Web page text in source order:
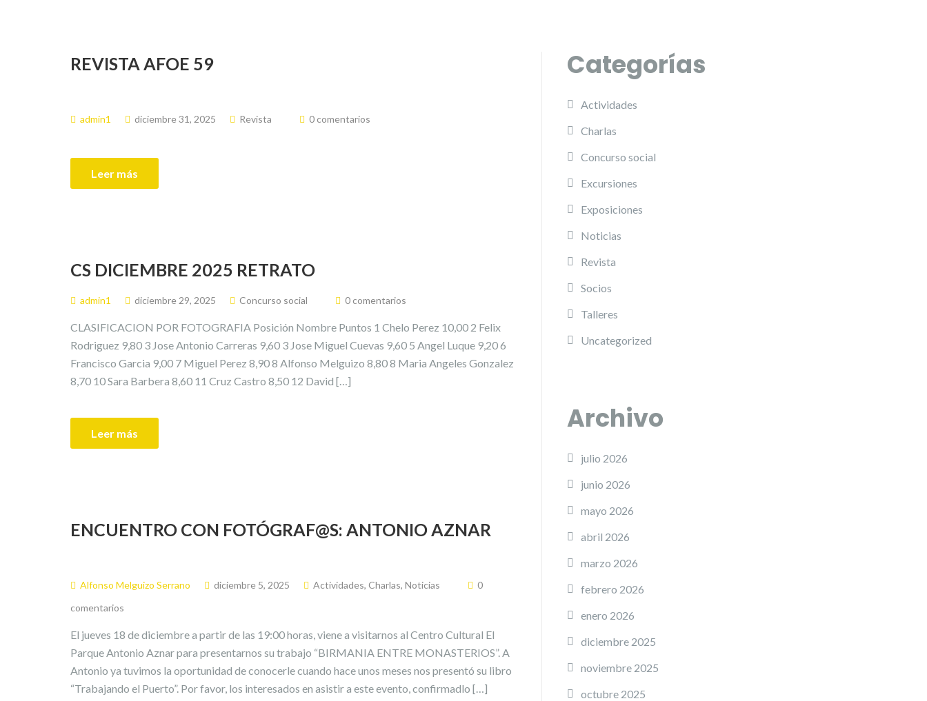
REVISTA AFOE 59
admin1 diciembre 31, 2025 Revista 0 comentarios
Leer más
CS DICIEMBRE 2025 RETRATO
admin1 diciembre 29, 2025 Concurso social 0 comentarios
CLASIFICACION POR FOTOGRAFIA Posición Nombre Puntos 1 Chelo Perez 10,00 2 Felix
Rodriguez 9,80 3 Jose Antonio Carreras 9,60 3 Jose Miguel Cuevas 9,60 5 Angel Luque 9,20 6
Francisco Garcia 9,00 7 Miguel Perez 8,90 8 Alfonso Melguizo 8,80 8 Maria Angeles Gonzalez
8,70 10 Sara Barbera 8,60 11 Cruz Castro 8,50 12 David […]
Leer más
ENCUENTRO CON FOTÓGRAF@S: ANTONIO AZNAR
Alfonso Melguizo Serrano diciembre 5, 2025 Actividades, Charlas, Noticias
0
comentarios
El jueves 18 de diciembre a partir de las 19:00 horas, viene a visitarnos al Centro Cultural El
Parque Antonio Aznar para presentarnos su trabajo “BIRMANIA ENTRE MONASTERIOS”. A
Antonio ya tuvimos la oportunidad de conocerle cuando hace unos meses nos presentó su libro
“Trabajando el Puerto”. Por favor, los interesados en asistir a este evento, confirmadlo […]
Categorías
Actividades
Charlas
Concurso social
Excursiones
Exposiciones
Noticias
Revista
Socios
Talleres
Uncategorized
Archivo
julio 2026
junio 2026
mayo 2026
abril 2026
marzo 2026
febrero 2026
enero 2026
diciembre 2025
noviembre 2025
octubre 2025